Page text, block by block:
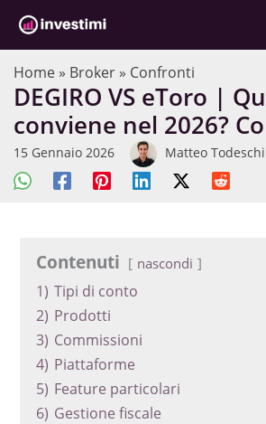
contenuto
Home » Broker » Confronti
DEGIRO VS eToro |
conviene nel 2026?
15 Gennaio 2026 Matteo Todeschi
Contenuti nascondi
1) Tipi di conto
2) Prodotti
3) Commissioni
4) Piattaforme
5) Feature particolari
6) Gestione fiscale